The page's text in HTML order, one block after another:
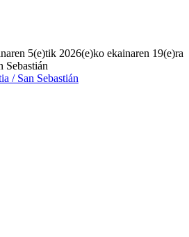
5(e)tik 2026(e)ko ekainaren 19(e)ra
Sebastián
/ San Sebastián